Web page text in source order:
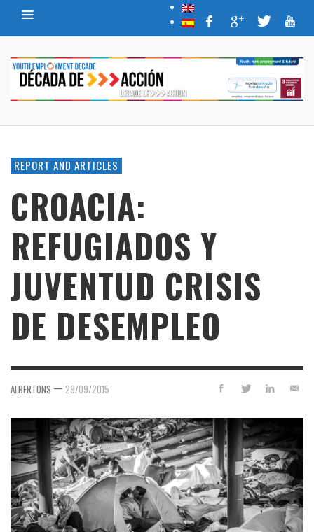
REPORT AND ARTICLES
CROACIA:
REFUGIADOS Y
JUVENTUD CRISIS
DE DESEMPLEO
ALBERTONS — 29/09/2015